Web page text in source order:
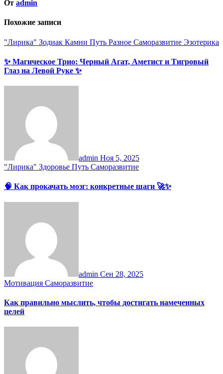
От admin
Похожие записи
"Лирика" Зодиак Камни Путь Разное Саморазвитие Эзотерика
✨ Магическое Трио: Черный Агат, Аметист и Тигровый
Глаз на Левой Руке ✨
admin Ноя 5, 2025
"Лирика" Здоровье Путь Саморазвитие
🧠 Как прокачать мозг: конкретные шаги 🚀✨
admin Сен 28, 2025
Мотивация Саморазвитие
Как правильно мыслить, чтобы достигать намеченных
целей